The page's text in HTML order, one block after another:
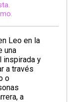
Leo en la
una
inspirada y
a través
o
a